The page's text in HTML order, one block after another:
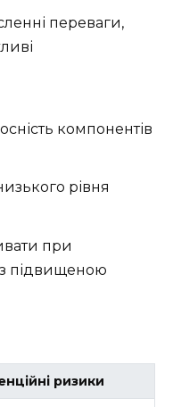
переваги,
компонентів
рівня
при
підвищеною
ризики